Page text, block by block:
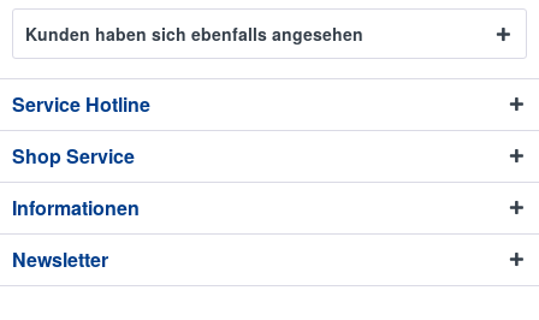
Kunden haben sich ebenfalls angesehen
Service Hotline
Shop Service
Informationen
Newsletter